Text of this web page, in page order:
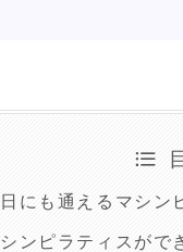
にも通えるマシン
ンピラティスがで